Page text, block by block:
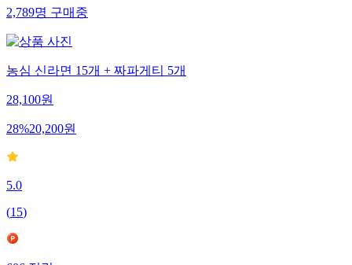
2,789명구매중
농심 신라면 15개 + 짜파게티 5개
28,100원
28%20,200원
5.0
(15)